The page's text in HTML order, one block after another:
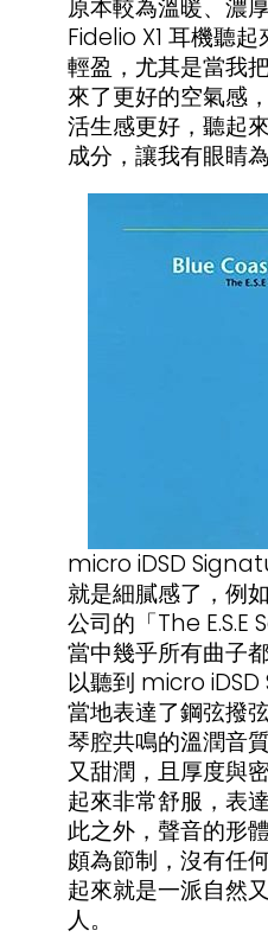
原本較為溫暖、濃
Fidelio X1 耳機聽
輕盈，尤其是當我
來了更好的空氣感
活生感更好，聽起
成分，讓我有眼睛
micro iDSD
就是細膩感了，例
公司的「The E.S.E
當中幾乎所有曲子
以聽到 micro
當地表達了鋼弦撥
琴腔共鳴的溫潤音
又甜潤，且厚度與
起來非常舒服，表
此之外，聲音的形
頗為節制，沒有任
起來就是一派自然
人。